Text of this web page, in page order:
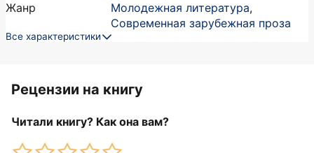
Жанр
Молодежная литература,
Современная зарубежная проза
Все характеристики
Рецензии на книгу
Читали книгу? Как она вам?